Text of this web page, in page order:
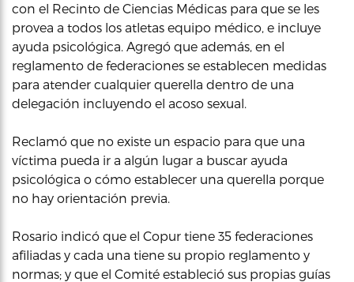
con el Recinto de Ciencias Médicas para que se les
provea a todos los atletas equipo médico, e incluye
ayuda psicológica. Agregó que además, en el
reglamento de federaciones se establecen medidas
para atender cualquier querella dentro de una
delegación incluyendo el acoso sexual.
Reclamó que no existe un espacio para que una
víctima pueda ir a algún lugar a buscar ayuda
psicológica o cómo establecer una querella porque
no hay orientación previa.
Rosario indicó que el Copur tiene 35 federaciones
afiliadas y cada una tiene su propio reglamento y
normas; y que el Comité estableció sus propias guías